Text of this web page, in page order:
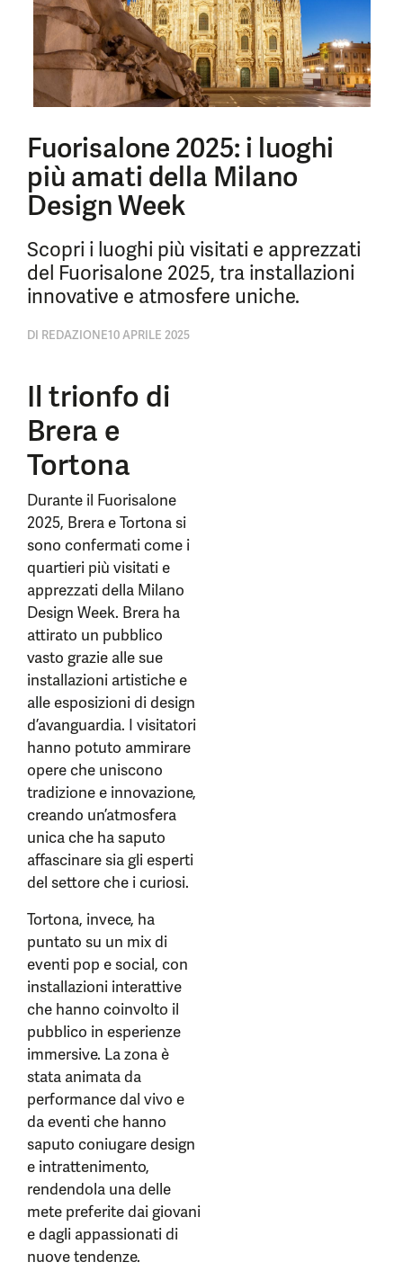
Fuorisalone 2025: i luoghi
più amati della Milano
Design Week
Scopri i luoghi più visitati e apprezzati
del Fuorisalone 2025, tra installazioni
innovative e atmosfere uniche.
DI REDAZIONE10 APRILE 2025
Il trionfo di
Brera e
Tortona
Durante il Fuorisalone
2025, Brera e Tortona si
sono confermati come i
quartieri più visitati e
apprezzati della Milano
Design Week. Brera ha
attirato un pubblico
vasto grazie alle sue
installazioni artistiche e
alle esposizioni di design
d’avanguardia. I visitatori
hanno potuto ammirare
opere che uniscono
tradizione e innovazione,
creando un’atmosfera
unica che ha saputo
affascinare sia gli esperti
del settore che i curiosi.
Tortona, invece, ha
puntato su un mix di
eventi pop e social, con
installazioni interattive
che hanno coinvolto il
pubblico in esperienze
immersive. La zona è
stata animata da
performance dal vivo e
da eventi che hanno
saputo coniugare design
e intrattenimento,
rendendola una delle
mete preferite dai giovani
e dagli appassionati di
nuove tendenze.